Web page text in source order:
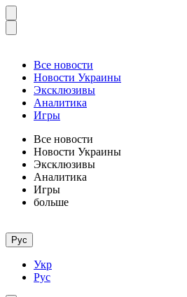
Все новости
Новости Украины
Эксклюзивы
Аналитика
Игры
Все новости
Новости Украины
Эксклюзивы
Аналитика
Игры
больше
Рус
Укр
Рус